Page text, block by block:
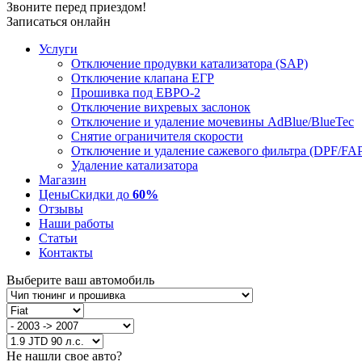
Звоните перед приездом!
Записаться онлайн
Услуги
Отключение продувки катализатора (SAP)
Отключение клапана ЕГР
Прошивка под ЕВРО-2
Отключение вихревых заслонок
Отключение и удаление мочевины AdBlue/BlueTec
Снятие ограничителя скорости
Отключение и удаление сажевого фильтра (DPF/
Удаление катализатора
Магазин
ЦеныСкидки до 60%
Отзывы
Наши работы
Статьи
Контакты
Выберите ваш автомобиль
Не нашли свое авто?